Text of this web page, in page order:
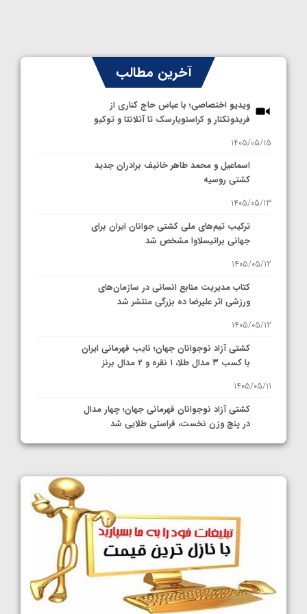
آخرین مطالب
ویدیو اختصاصی؛ با عباس حاج کناری از
فریدونکنار و کراسنویارسک تا آتلانتا و توکیو
1405/05/15
اسماعیل و محمد طاهر خانیف برادران جدید
کشتی روسیه
1405/05/13
ترکیب تیم‌های ملی کشتی جوانان ایران برای
جهانی براتیسلاوا مشخص شد
1405/05/12
کتاب مدیریت منابع انسانی در سازمان‌های
ورزشی اثر علیرضا ده بزرگی منتشر شد
1405/05/12
کشتی آزاد نوجوانان جهان؛ نایب قهرمانی ایران
با کسب ۳ مدال طلا، ۱ نقره و ۲ مدال برنز
1405/05/11
کشتی آزاد نوجوانان قهرمانی جهان؛ چهار مدال
در پنج وزن نخست، فراستی طلایی شد
1405/05/11
کشتی آزاد نوجوانان جهان؛ رقبای نمایندگان
ایران مشخص شدند
1405/05/08
کشتی فرنگی نوجوانان جهان؛ سکوی تیمی
سوم برای ایران